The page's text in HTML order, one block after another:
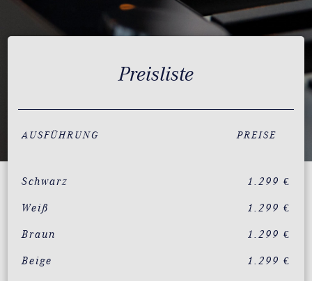
Preisliste
AUSFÜHRUNG PREISE
Schwarz 1.299 €
Weiß 1.299 €
Braun 1.299 €
Beige 1.299 €